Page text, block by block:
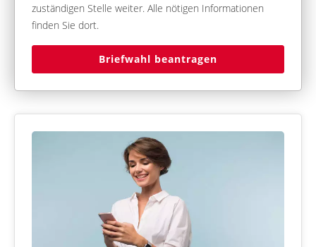
zuständigen Stelle weiter. Alle nötigen Informationen
finden Sie dort.
Briefwahl beantragen